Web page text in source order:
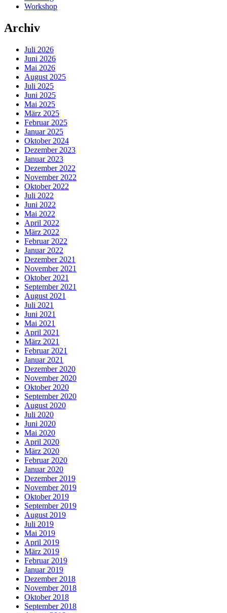
Workshop
Archiv
Juli 2026
Juni 2026
Mai 2026
August 2025
Juli 2025
Juni 2025
Mai 2025
März 2025
Februar 2025
Januar 2025
Oktober 2024
Dezember 2023
Januar 2023
Dezember 2022
November 2022
Oktober 2022
Juli 2022
Juni 2022
Mai 2022
April 2022
März 2022
Februar 2022
Januar 2022
Dezember 2021
November 2021
Oktober 2021
September 2021
August 2021
Juli 2021
Juni 2021
Mai 2021
April 2021
März 2021
Februar 2021
Januar 2021
Dezember 2020
November 2020
Oktober 2020
September 2020
August 2020
Juli 2020
Juni 2020
Mai 2020
April 2020
März 2020
Februar 2020
Januar 2020
Dezember 2019
November 2019
Oktober 2019
September 2019
August 2019
Juli 2019
Mai 2019
April 2019
März 2019
Februar 2019
Januar 2019
Dezember 2018
November 2018
Oktober 2018
September 2018